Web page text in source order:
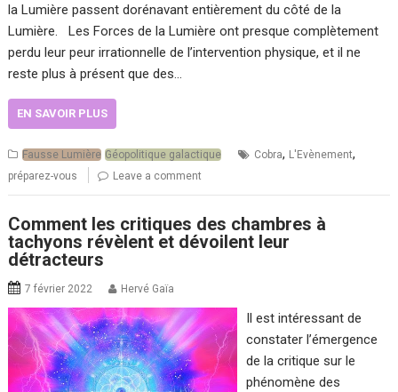
la Lumière passent dorénavant entièrement du côté de la
Lumière. Les Forces de la Lumière ont presque complètement
perdu leur peur irrationnelle de l’intervention physique, et il ne
reste plus à présent que des…
EN SAVOIR PLUS
Fausse Lumière Géopolitique galactique Cobra, L'Evènement,
préparez-vous Leave a comment
Comment les critiques des chambres à
tachyons révèlent et dévoilent leur
détracteurs
7 février 2022 Hervé Gaïa
Il est intéressant de
constater l’émergence
de la critique sur le
phénomène des